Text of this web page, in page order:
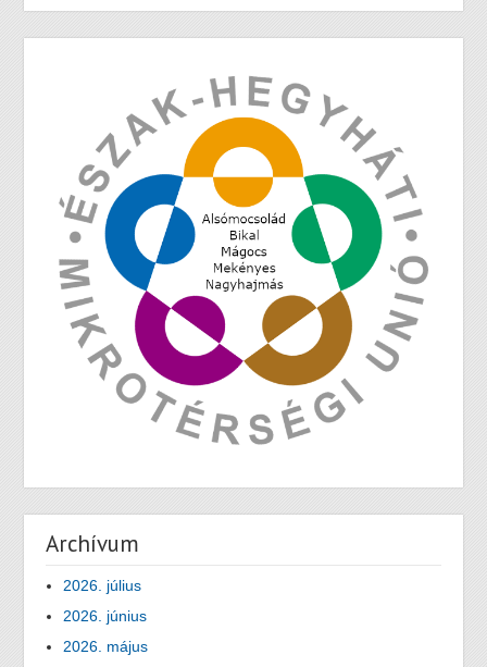
Archívum
2026. július
2026. június
2026. május